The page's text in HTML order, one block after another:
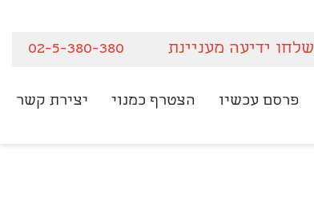
שלחו ידיעה מעניינת 02-5-380-380
פרסם עכשיו הצטרף כמנוי יצירת קשר